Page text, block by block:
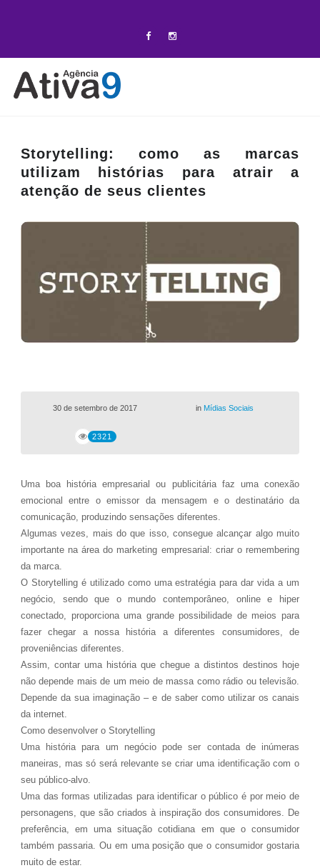
Storytelling: como as marcas
utilizam histórias para atrair a
atenção de seus clientes
30 de setembro de 2017 in Mídias Sociais
2321
Uma boa história empresarial ou publicitária faz uma conexão
emocional entre o emissor da mensagem e o destinatário da
comunicação, produzindo sensações diferentes.
Algumas vezes, mais do que isso, consegue alcançar algo muito
importante na área do marketing empresarial: criar o remembering
da marca.
O Storytelling é utilizado como uma estratégia para dar vida a um
negócio, sendo que o mundo contemporâneo, online e hiper
conectado, proporciona uma grande possibilidade de meios para
fazer chegar a nossa história a diferentes consumidores, de
proveniências diferentes.
Assim, contar uma história que chegue a distintos destinos hoje
não depende mais de um meio de massa como rádio ou televisão.
Depende da sua imaginação – e de saber como utilizar os canais
da internet.
Como desenvolver o Storytelling
Uma história para um negócio pode ser contada de inúmeras
maneiras, mas só será relevante se criar uma identificação com o
seu público-alvo.
Uma das formas utilizadas para identificar o público é por meio de
personagens, que são criados à inspiração dos consumidores. De
preferência, em uma situação cotidiana em que o consumidor
também passaria. Ou em uma posição que o consumidor gostaria
muito de estar.